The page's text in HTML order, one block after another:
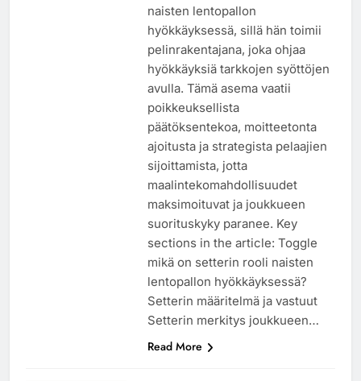
naisten lentopallon
hyökkäyksessä, sillä hän toimii
pelinrakentajana, joka ohjaa
hyökkäyksiä tarkkojen syöttöjen
avulla. Tämä asema vaatii
poikkeuksellista
päätöksentekoa, moitteetonta
ajoitusta ja strategista pelaajien
sijoittamista, jotta
maalintekomahdollisuudet
maksimoituvat ja joukkueen
suorituskyky paranee. Key
sections in the article: Toggle
mikä on setterin rooli naisten
lentopallon hyökkäyksessä?
Setterin määritelmä ja vastuut
Setterin merkitys joukkueen…
Read More